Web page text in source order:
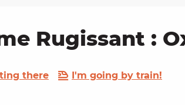
Rugissant :
there I'm going by train!